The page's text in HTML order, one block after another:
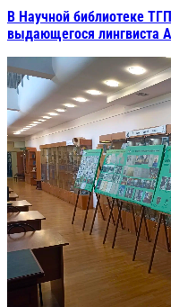
В Научной библиотеке
выдающегося лингвиста